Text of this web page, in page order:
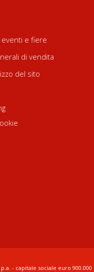
eventi e fiere
di vendita
del sito
- capitale sociale euro